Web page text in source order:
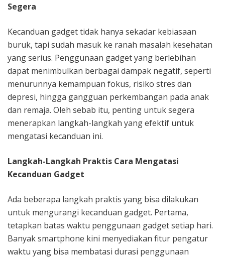
Segera
Kecanduan gadget tidak hanya sekadar kebiasaan
buruk, tapi sudah masuk ke ranah masalah kesehatan
yang serius. Penggunaan gadget yang berlebihan
dapat menimbulkan berbagai dampak negatif, seperti
menurunnya kemampuan fokus, risiko stres dan
depresi, hingga gangguan perkembangan pada anak
dan remaja. Oleh sebab itu, penting untuk segera
menerapkan langkah-langkah yang efektif untuk
mengatasi kecanduan ini.
Langkah-Langkah Praktis Cara Mengatasi
Kecanduan Gadget
Ada beberapa langkah praktis yang bisa dilakukan
untuk mengurangi kecanduan gadget. Pertama,
tetapkan batas waktu penggunaan gadget setiap hari.
Banyak smartphone kini menyediakan fitur pengatur
waktu yang bisa membatasi durasi penggunaan